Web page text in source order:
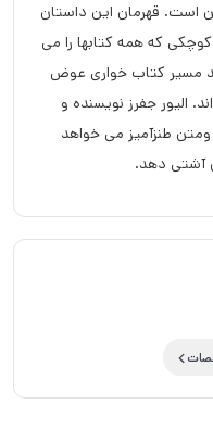
است. قهرمان این داستان
که همه کتابها را می
مسیر کتاب خواری عوض
الیور جفرز نویسنده و
طنزآمیز می خواهد
آشتی دهد.